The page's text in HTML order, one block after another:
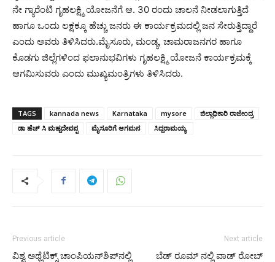
ನೇ ಗ್ಯಾರೆಂಟಿ ಗೃಹಲಕ್ಷ್ಮಿ ಯೋಜನೆಗೆ ಆ. 30 ರಂದು ಚಾಲನೆ ನೀಡಲಾಗುತ್ತಿದೆ
ಹಾಗೂ ಒಂದು ಲಕ್ಷಕ್ಕೂ ಹೆಚ್ಚು ಜನರು ಈ ಕಾರ್ಯಕ್ರಮದಲ್ಲಿ ಜನ ಸೇರುತ್ತಿದ್ದಾರೆ
ಎಂದು ಅವರು ತಿಳಿಸಿದರು.ಮೈಸೂರು, ಮಂಡ್ಯ, ಚಾಮರಾಜನಗರ ಹಾಗೂ
ಕೊಡಗು ಜಿಲ್ಲೆಗಳಿಂದ ಫಲಾನುಭವಿಗಳು ಗೃಹಲಕ್ಷ್ಮಿ ಯೋಜನೆ ಕಾರ್ಯಕ್ರಮಕ್ಕೆ
ಆಗಮಿಸುವರು ಎಂದು ಮುಖ್ಯಮಂತ್ರಿಗಳು ತಿಳಿಸಿದರು.
TAGS kannada news Karnataka mysore
ಜಿಲ್ಲಾಧಿಕಾರಿ ರಾಜೇಂದ್ರ
ಡಾ ಹೆಚ್ ಸಿ ಮಹ್ದದೇವಪ್ಪ
ಮೈಸೂರಿಗೆ ಆಗಮನ ಸಿದ್ದರಾಮಯ್ಯ
Previous article
ವಿಶ್ವ ಅಥ್ಲೆಟಿಕ್ಸ್ ಚಾಂಪಿಯನ್‌ಶಿಪ್‌ನಲ್ಲಿ
Next article
ಬೆಡ್ ರೂಮ್ ನಲ್ಲಿ ವಾಡ್ ರೋಬ್